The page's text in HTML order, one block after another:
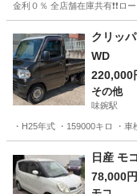
金利０％ 全店舗在庫共有❗️❗️
セレナ
クリッ
WD
220,000
その他
味鋺駅
・H25年式 ・159000キロ ・
味鋺駅
日産 モ
78,000円